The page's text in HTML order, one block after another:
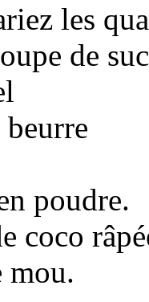
les
de
poudre.
coco
mou.